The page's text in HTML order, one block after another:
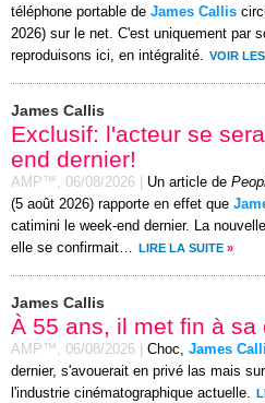
téléphone portable de James Callis
2026) sur le net. C'est uniquement par
reproduisons ici, en intégralité. VOIR
James Callis
Exclusif: l'acteur se
end dernier!
AMP™, 06/08/2026 Un article de
(5 août 2026) rapporte en effet que
catimini le week-end dernier. La
elle se confirmait…
LIRE LA SUITE »
James Callis
À 55 ans, il met fin à sa
AMP™, 06/08/2026 Choc, James
dernier, s'avouerait en privé las mais
l'industrie cinématographique actuelle.